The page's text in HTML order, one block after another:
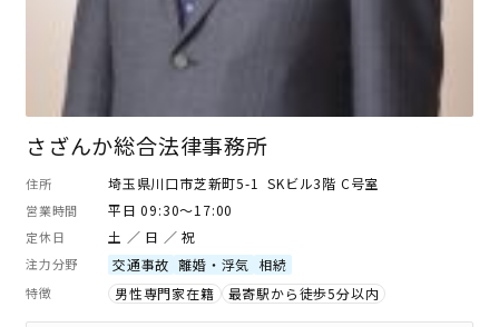
さざんか総合法律事務所
住所 埼玉県川口市芝新町5-1 SKビル3階 C号室
営業時間 平日 09:30～17:00
定休日 土 ／ 日 ／ 祝
注力分野 交通事故 離婚・浮気 相続
特徴 男性専門家在籍 最寄駅から徒歩5分以内